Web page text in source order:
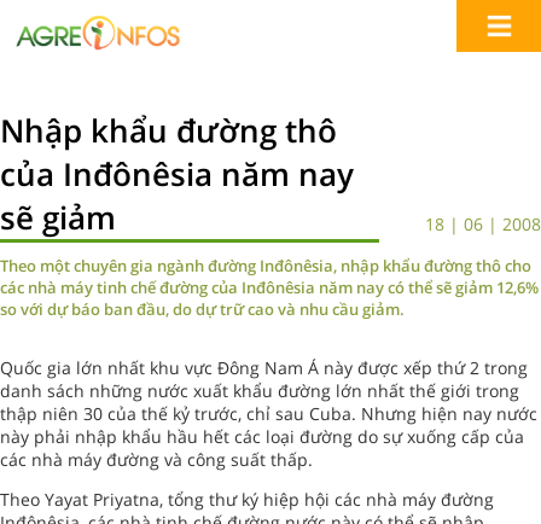
Nhập khẩu đường thô
của Inđônêsia năm nay
sẽ giảm
18 | 06 | 2008
Theo một chuyên gia ngành đường Inđônêsia, nhập khẩu đường thô cho
các nhà máy tinh chế đường của Inđônêsia năm nay có thể sẽ giảm 12,6%
so với dự báo ban đầu, do dự trữ cao và nhu cầu giảm.
Quốc gia lớn nhất khu vực Đông Nam Á này được xếp thứ 2 trong
danh sách những nước xuất khẩu đường lớn nhất thế giới trong
thập niên 30 của thế kỷ trước, chỉ sau Cuba. Nhưng hiện nay nước
này phải nhập khẩu hầu hết các loại đường do sự xuống cấp của
các nhà máy đường và công suất thấp.
Theo Yayat Priyatna, tổng thư ký hiệp hội các nhà máy đường